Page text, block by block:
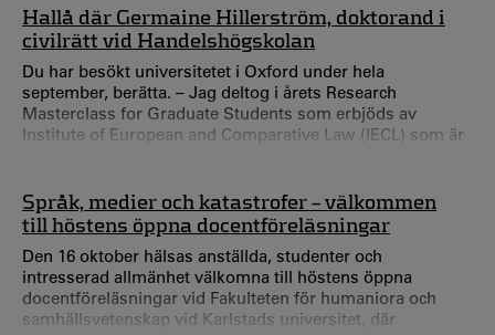
Tre University i Rom, Italien och fokuserar på sociala,
miljömässiga och hållbarhetsaspekter av Service
Management. – Det här ger doktorander som arbetar
inom tjä
Hallå där Germaine Hillerström, doktorand i
civilrätt vid Handelshögskolan
Du har besökt universitetet i Oxford under hela
september, berätta. – Jag deltog i årets Research
Masterclass for Graduate Students som erbjöds av
Institute of European and Comparative Law (IECL) som är
seminarier i små grupper, men som även skapar utrymme
för doktoranderna att arbeta med deras egna
forskningsprojekt.
Språk, medier och katastrofer – välkommen
till höstens öppna docentföreläsningar
Den 16 oktober hälsas anställda, studenter och
intresserad allmänhet välkomna till höstens öppna
docentföreläsningar vid Fakulteten för humaniora och
samhällsvetenskap vid Karlstads universitet, där